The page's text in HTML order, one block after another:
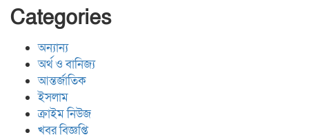
Categories
অন্যান্য
অর্থ ও বানিজ্য
আন্তর্জাতিক
ইসলাম
ক্রাইম নিউজ
খবর বিজ্ঞপ্তি